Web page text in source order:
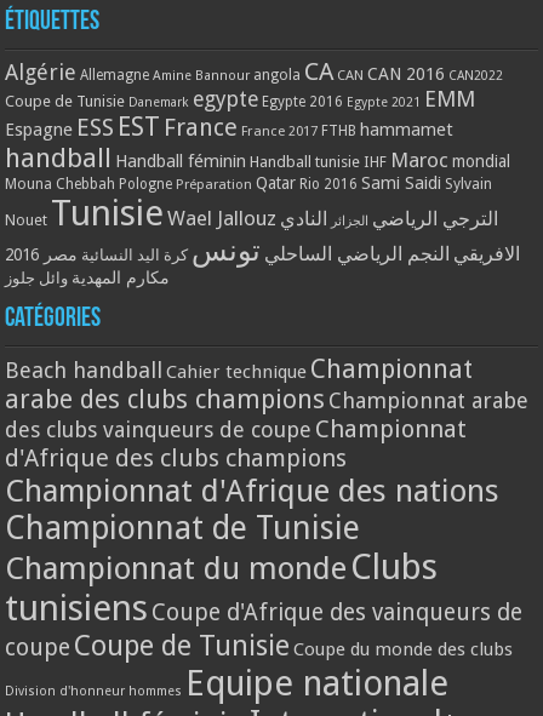
Étiquettes
Algérie Allemagne Amine Bannour angola CA CAN CAN 2016 CAN2022
Coupe de Tunisie Danemark egypte Egypte 2016 Egypte 2021 EMM
Espagne ESS EST France France 2017 FTHB hammamet
handball Handball féminin Handball tunisie IHF Maroc mondial
Mouna Chebbah Pologne Préparation Qatar Rio 2016 Sami Saidi Sylvain
Nouet Tunisie Wael Jallouz الترجي الرياضي الجزائر النادي
الافريقي النجم الرياضي الساحلي تونس كرة اليد النسائية مصر 2016
مكارم المهدية وائل جلوز
Catégories
Beach handball Cahier technique Championnat
arabe des clubs champions Championnat arabe
des clubs vainqueurs de coupe Championnat
d'Afrique des clubs champions
Championnat d'Afrique des nations
Championnat de Tunisie
Championnat du monde Clubs
tunisiens Coupe d'Afrique des vainqueurs de
coupe Coupe de Tunisie Coupe du monde des clubs
Division d'honneur hommes Equipe nationale